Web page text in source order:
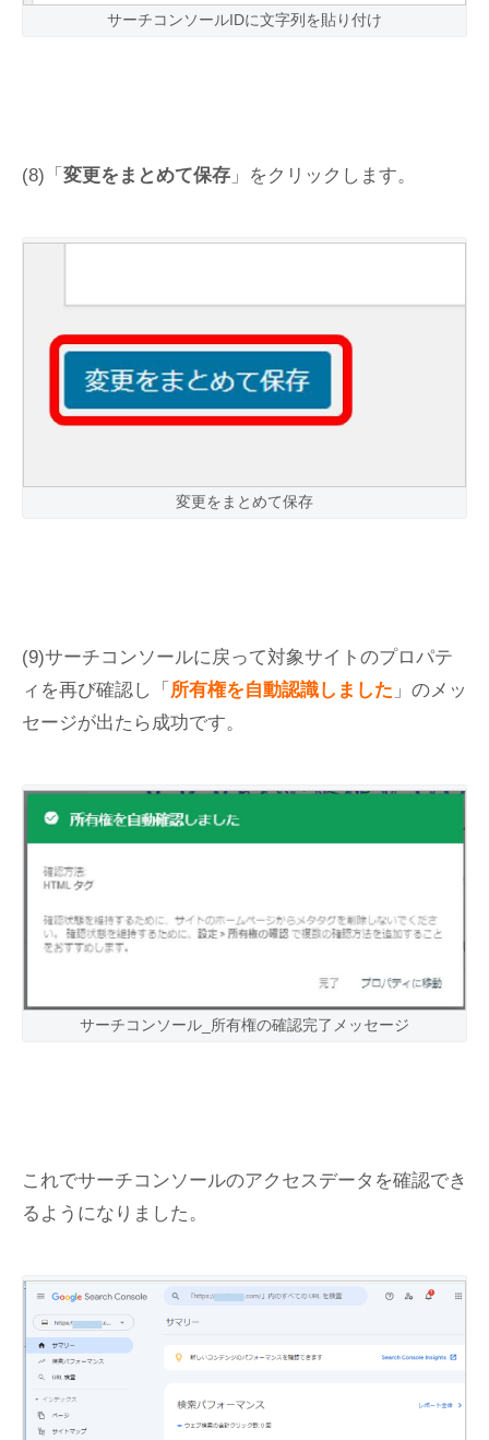
サーチコンソールIDに文字列を貼り付け
(8)「 変更をまとめて保存 」をクリックします。
変更をまとめて保存
(9)サーチコンソールに戻って対象サイトのプロパテ
ィを再び確認し「 所有権を自動認識しました 」のメッ
セージが出たら成功です。
サーチコンソール_所有権の確認完了メッセージ
これでサーチコンソールのアクセスデータを確認でき
るようになりました。